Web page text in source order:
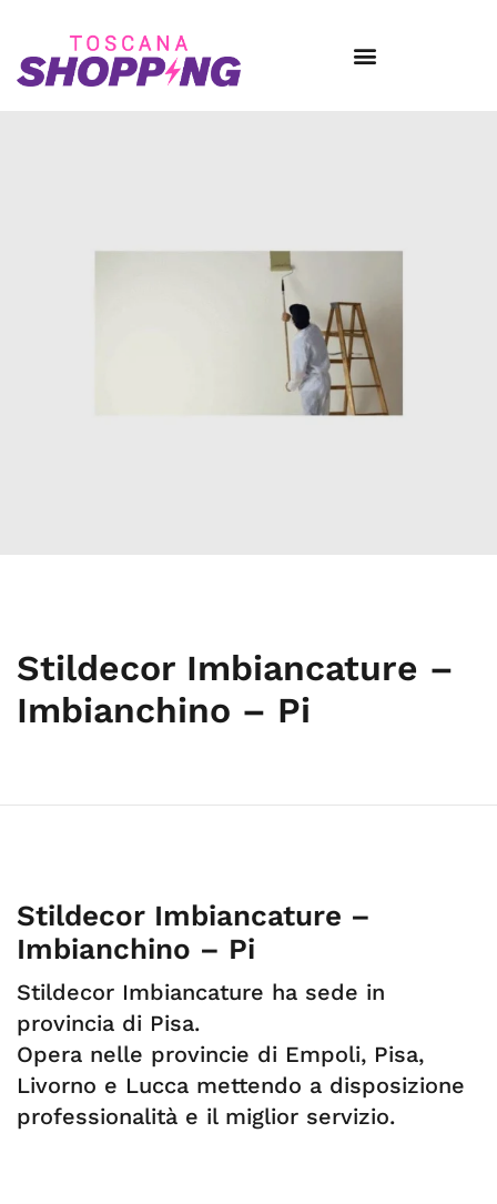
Stildecor Imbiancature –
Imbianchino – Pi
Stildecor Imbiancature –
Imbianchino – Pi
Stildecor Imbiancature ha sede in
provincia di Pisa.
Opera nelle provincie di Empoli, Pisa,
Livorno e Lucca mettendo a disposizione
professionalità e il miglior servizio.